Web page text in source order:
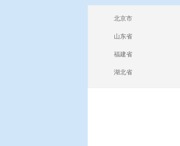
cppm报考常见
问题
北京市
山东省
福建省
湖北省